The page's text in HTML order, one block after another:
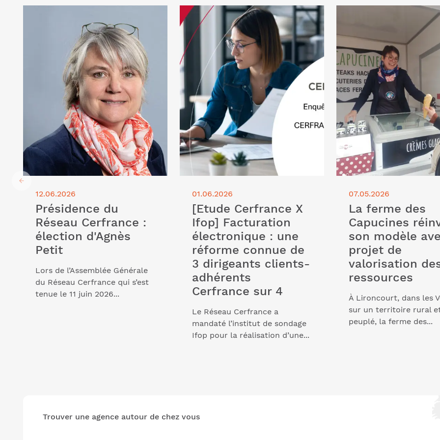
12.06.2026
Présidence du
Réseau Cerfrance :
élection d'Agnès
Petit
Lors de l’Assemblée Générale
du Réseau Cerfrance qui s’est
tenue le 11 juin 2026...
Cerfrance : élection d'Agnès Petit"
01.06.2026
[Etude Cerfrance X
Ifop] Facturation
électronique : une
réforme connue de
3 dirigeants clients-
adhérents
Cerfrance sur 4
Le Réseau Cerfrance a
mandaté l’institut de sondage
Ifop pour la réalisation d’une...
Lire l'article "[Etude Cerfrance X
Ifop] Facturation électronique : une
réforme connue de 3 dirigeants
clients-adhérents Cerfrance sur 4"
07.05.2026
La ferme des
Capucines
son modèle
projet de
valorisation
ressources
À Lironcourt, dans les
sur un territoire rural
peuplé, la ferme des...
Lire l'article "La ferme des
réinvente son modèle
de valorisation des
Trouver une agence autour de chez vous